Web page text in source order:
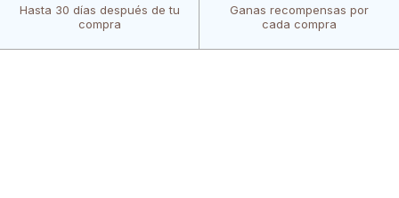
Hasta 30 días después de tu
compra
Ganas recompensas por
cada compra